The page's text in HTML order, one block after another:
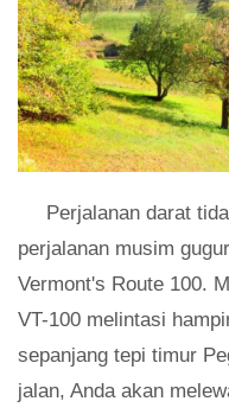
Perjalanan darat
perjalanan musim
Vermont's Route 100.
VT-100 melintasi
sepanjang tepi timur
jalan, Anda akan